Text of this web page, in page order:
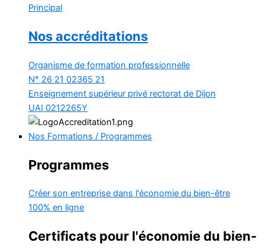
Principal
Nos accréditations
Organisme de formation professionnelle
N° 26 21 02365 21
Enseignement supérieur privé rectorat de Dijon
UAI 0212265Y
Nos Formations / Programmes
Programmes
Créer son entreprise dans l'économie du bien-être
100% en ligne
Certificats pour l'économie du bien-